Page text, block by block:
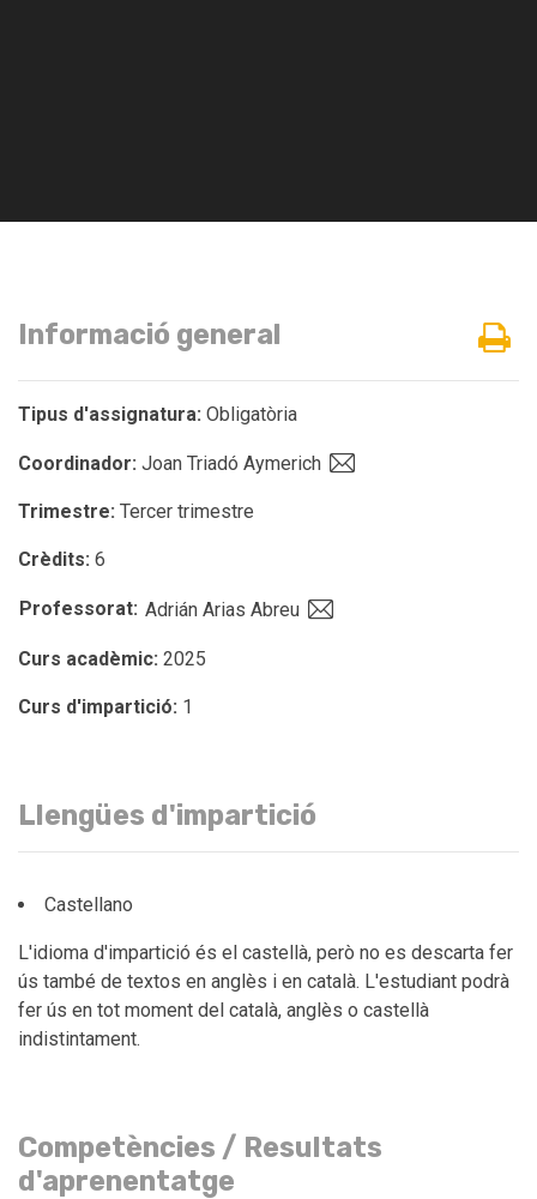
Informació general
Tipus d'assignatura: Obligatòria
Coordinador: Joan Triadó Aymerich
Trimestre: Tercer trimestre
Crèdits: 6
Professorat: Adrián Arias Abreu
Curs acadèmic: 2025
Curs d'impartició: 1
Llengües d'impartició
Castellano
L'idioma d'impartició és el castellà, però no es descarta fer
ús també de textos en anglès i en català. L'estudiant podrà
fer ús en tot moment del català, anglès o castellà
indistintament.
Competències / Resultats
d'aprenentatge